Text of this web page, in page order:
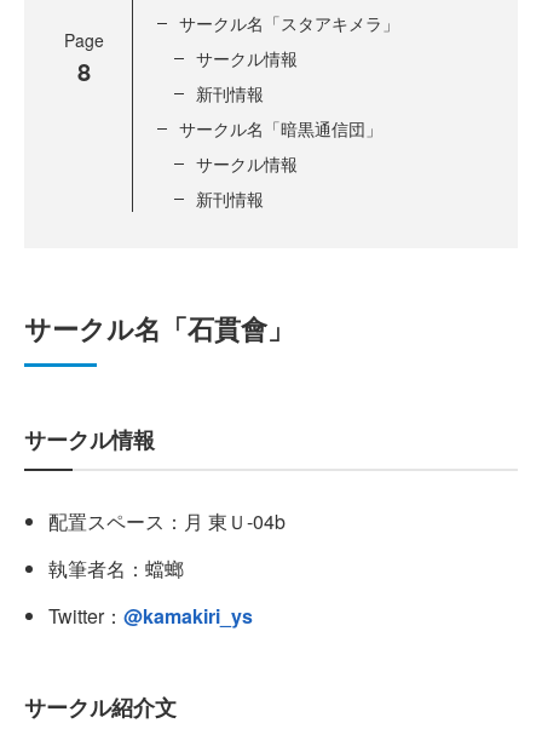
Page
8
サークル名「スタアキメラ」
サークル情報
新刊情報
サークル名「暗黒通信団」
サークル情報
新刊情報
サークル名「石貫會」
サークル情報
配置スペース：月 東Ｕ-04b
執筆者名：蟷螂
Twitter： @kamakiri_ys
サークル紹介文